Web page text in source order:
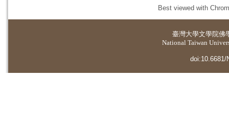
Best viewed with
臺灣大學文學院佛
National Taiwan
doi:10.6681/